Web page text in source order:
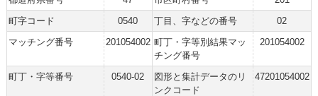
町字コード
0540 丁目、字などの番号
02
マッチング番号
201054002 町丁・字等別結果マッ
チング番号
201054002
町丁・字等番号 0540-02
図形と集計データのリ
ンクコード
47201054002